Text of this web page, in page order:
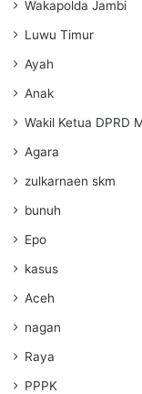
Wakapolda Jambi
Luwu Timur
Ayah
Anak
Wakil Ketua DPRD
Agara
zulkarnaen skm
bunuh
Epo
kasus
Aceh
nagan
Raya
PPPK